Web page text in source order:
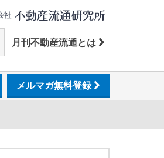
月刊不動産流通とは
メルマガ無料登録